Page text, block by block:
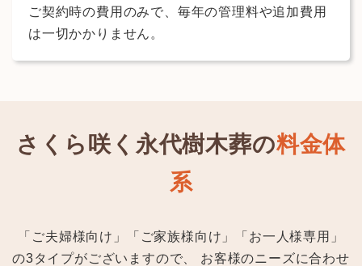
ご契約時の費用のみで、毎年の管理料や追加費用
は一切かかりません。
さくら咲く永代樹木葬の料金体
系
「ご夫婦様向け」「ご家族様向け」「お一人様専用」
の3タイプがございますので、
お客様のニーズに合わせ